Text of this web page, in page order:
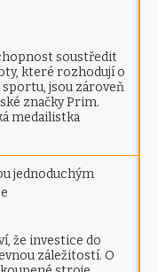
soustředit
které rozhodují o
jsou zároveň
značky Prim.
medailistka
jednoduchým
že investice do
záležitostí. O